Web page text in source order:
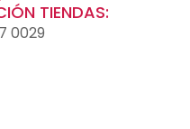
TIENDAS:
0029